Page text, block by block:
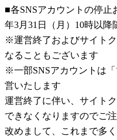
■各SNSアカウントの停止
年3月31日（月）10時以降
※運営終了およびサイト
なることもございます
※一部SNSアカウントは
営いたします
運営終了に伴い、サイト
できなくなりますのでご注
改めまして、これまで多